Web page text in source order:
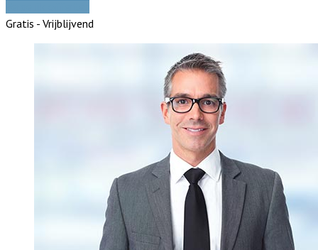
Gratis - Vrijblijvend